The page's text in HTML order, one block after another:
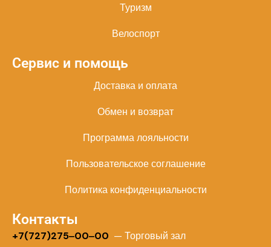
Туризм
Велоспорт
Сервис и помощь
Доставка и оплата
Обмен и возврат
Программа лояльности
Пользовательское соглашение
Политика конфиденциальности
Контакты
+7(727)275‒00‒00 — Торговый зал